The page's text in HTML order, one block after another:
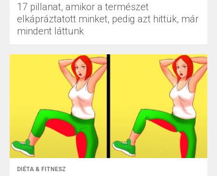
17 pillanat, amikor a természet
elkápráztatott minket, pedig azt hittük, már
mindent láttunk
DIÉTA & FITNESZ